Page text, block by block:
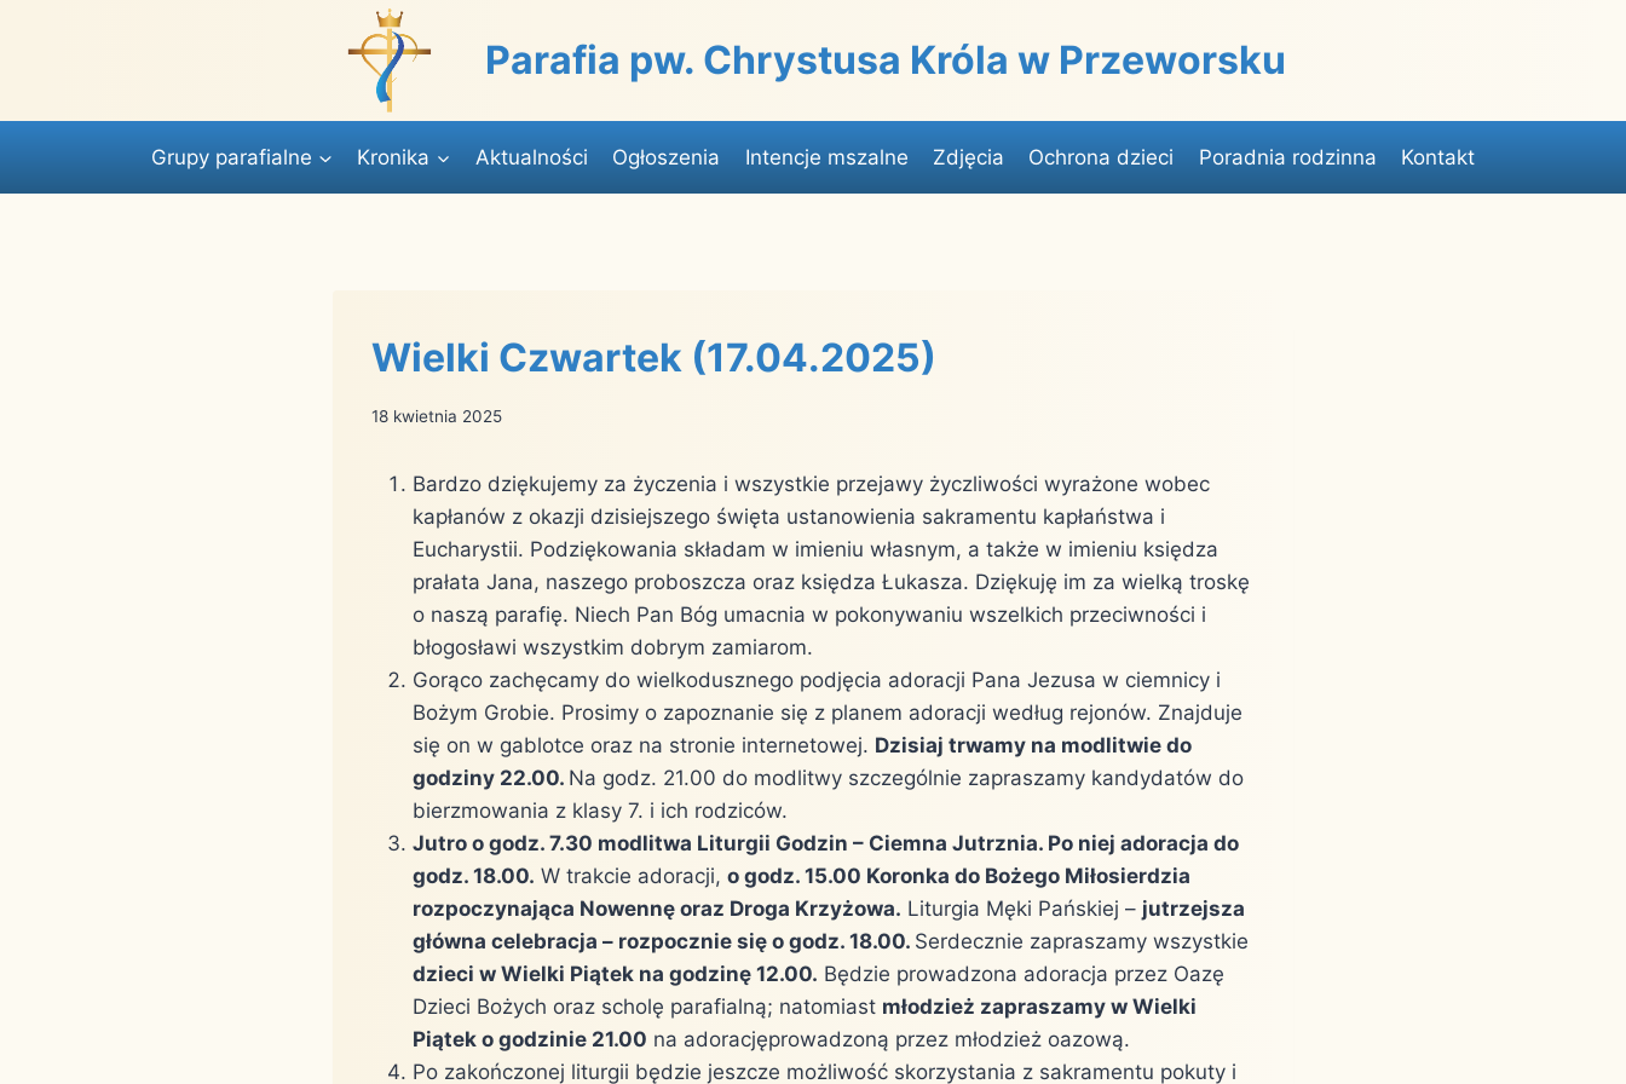
Parafia pw. Chrystusa Króla w Przeworsku
Grupy parafialne Kronika Aktualności Ogłoszenia Intencje mszalne Zdjęcia Ochrona dzieci Poradnia rodzinna Kontakt
Wielki Czwartek (17.04.2025)
18 kwietnia 2025
Bardzo dziękujemy za życzenia i wszystkie przejawy życzliwości wyrażone wobec
kapłanów z okazji dzisiejszego święta ustanowienia sakramentu kapłaństwa i
Eucharystii. Podziękowania składam w imieniu własnym, a także w imieniu księdza
prałata Jana, naszego proboszcza oraz księdza Łukasza. Dziękuję im za wielką troskę
o naszą parafię. Niech Pan Bóg umacnia w pokonywaniu wszelkich przeciwności i
błogosławi wszystkim dobrym zamiarom.
Gorąco zachęcamy do wielkodusznego podjęcia adoracji Pana Jezusa w ciemnicy i
Bożym Grobie. Prosimy o zapoznanie się z planem adoracji według rejonów. Znajduje
się on w gablotce oraz na stronie internetowej. Dzisiaj trwamy na modlitwie do
godziny 22.00. Na godz. 21.00 do modlitwy szczególnie zapraszamy kandydatów do
bierzmowania z klasy 7. i ich rodziców.
Jutro o godz. 7.30 modlitwa Liturgii Godzin – Ciemna Jutrznia. Po niej adoracja do
godz. 18.00. W trakcie adoracji, o godz. 15.00 Koronka do Bożego Miłosierdzia
rozpoczynająca Nowennę oraz Droga Krzyżowa. Liturgia Męki Pańskiej – jutrzejsza
główna celebracja – rozpocznie się o godz. 18.00. Serdecznie zapraszamy wszystkie
dzieci w Wielki Piątek na godzinę 12.00. Będzie prowadzona adoracja przez Oazę
Dzieci Bożych oraz scholę parafialną; natomiast młodzież zapraszamy w Wielki
Piątek o godzinie 21.00 na adoracjęprowadzoną przez młodzież oazową.
Po zakończonej liturgii będzie jeszcze możliwość skorzystania z sakramentu pokuty i